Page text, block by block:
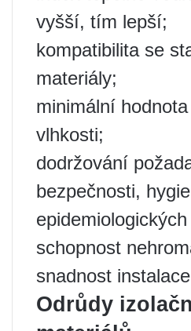
vyšší, tím lepší;
kompatibilita se
materiály;
minimální
vlhkosti;
dodržování
bezpečnosti,
schopnost
snadnost
Odrůdy